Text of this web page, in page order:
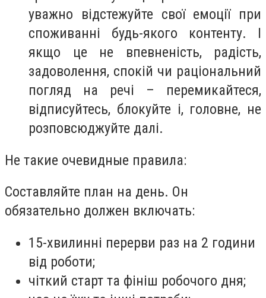
уважно відстежуйте свої емоції при
споживанні будь-якого контенту. І
якщо це не впевненість, радість,
задоволення, спокій чи раціональний
погляд на речі – перемикайтеся,
відписуйтесь, блокуйте і, головне, не
розповсюджуйте далі.
Не такие очевидные правила:
Составляйте план на день. Он
обязательно должен включать:
15-хвилинні перерви раз на 2 години
від роботи;
чіткий старт та фініш робочого дня;